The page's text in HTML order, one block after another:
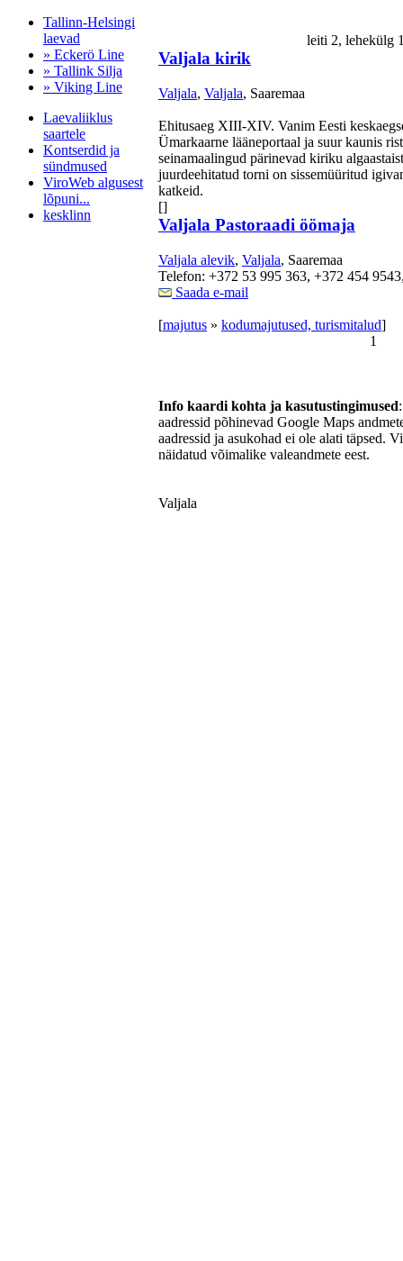
Tallinn-Helsingi
laevad
» Eckerö Line
» Tallink Silja
» Viking Line
Laevaliiklus
saartele
Kontserdid ja
sündmused
ViroWeb algusest
lõpuni...
kesklinn
leiti 2,
Valjala kirik
Valjala, Valjala, Saaremaa
Ehitusaeg XIII-XIV. Vanim Eesti
Ümarkaarne lääneportaal ja suur kaunis
seinamaalingud pärinevad kiriku
juurdeehitatud torni on sissemüüritud
katkeid.
[]
Valjala Pastoraadi öömaja
Valjala alevik, Valjala, Saaremaa
Telefon: +372 53 995 363, +372 454
Saada e-mail
[majutus » kodumajutused, turismitalud]
1
Info kaardi kohta ja kasutustingimused
aadressid põhinevad Google Maps
aadressid ja asukohad ei ole alati täpsed.
näidatud võimalike valeandmete eest.
Valjala